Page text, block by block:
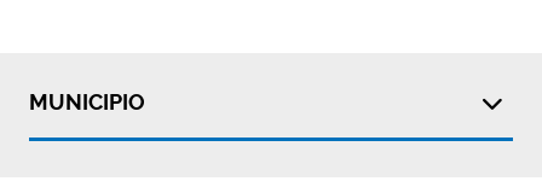
MUNICIPIO